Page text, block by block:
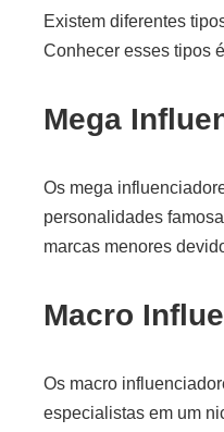
Existem diferentes
Conhecer esses tipos
Mega
Os mega
personalidades
marcas menores
Macro
Os macro
especialistas em um